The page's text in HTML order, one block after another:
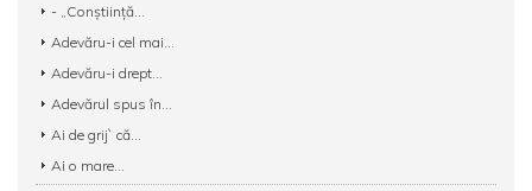
- „Conștiință...
Adevăru-i cel mai...
Adevăru-i drept...
Adevărul spus în...
Ai de grij` că...
Ai o mare...